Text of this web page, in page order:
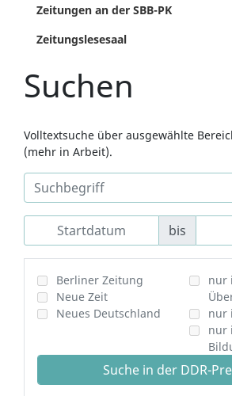
Zeitungen an der SBB-PK
Zeitungslesesaal
Suchen
Volltextsuche über ausgewählte
(mehr in Arbeit).
bis
Berliner Zeitung
Neue Zeit
Neues Deutschland
nur
nur
nur
Suche in der DDR-